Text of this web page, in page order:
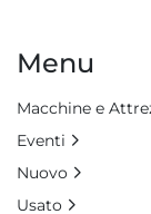
Menu
Macchine e
Eventi
Nuovo
Usato